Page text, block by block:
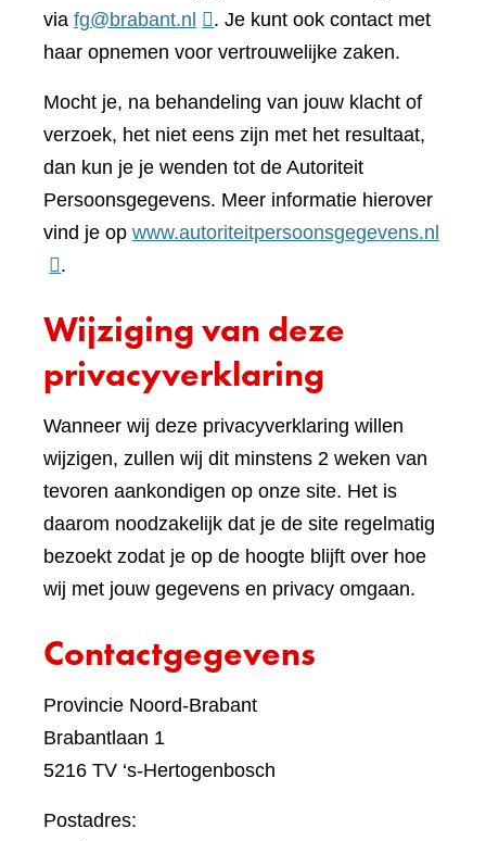
via fg@brabant.nl
. Je kunt ook contact met
haar opnemen voor vertrouwelijke zaken.
Mocht je, na behandeling van jouw klacht of
verzoek, het niet eens zijn met het resultaat,
dan kun je je wenden tot de Autoriteit
Persoonsgegevens. Meer informatie hierover
vind je op www.autoriteitpersoonsgegevens.nl
.
Wijziging van deze
privacyverklaring
Wanneer wij deze privacyverklaring willen
wijzigen, zullen wij dit minstens 2 weken van
tevoren aankondigen op onze site. Het is
daarom noodzakelijk dat je de site regelmatig
bezoekt zodat je op de hoogte blijft over hoe
wij met jouw gegevens en privacy omgaan.
Contactgegevens
Provincie Noord-Brabant
Brabantlaan 1
5216 TV ‘s-Hertogenbosch
Postadres: